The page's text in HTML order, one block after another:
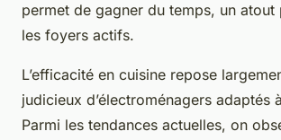
permet de gagner du temps, un
les foyers actifs.
L’efficacité en cuisine repose
judicieux d’électroménagers adaptés
Parmi les tendances actuelles, on